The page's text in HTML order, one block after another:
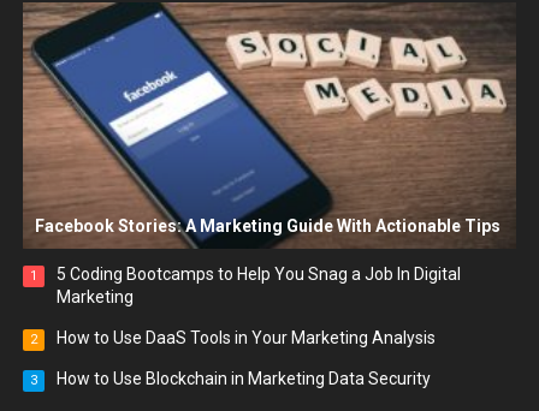
Facebook Stories: A Marketing Guide With Actionable Tips
1
5 Coding Bootcamps to Help You Snag a Job In Digital
Marketing
2 How to Use DaaS Tools in Your Marketing Analysis
3 How to Use Blockchain in Marketing Data Security